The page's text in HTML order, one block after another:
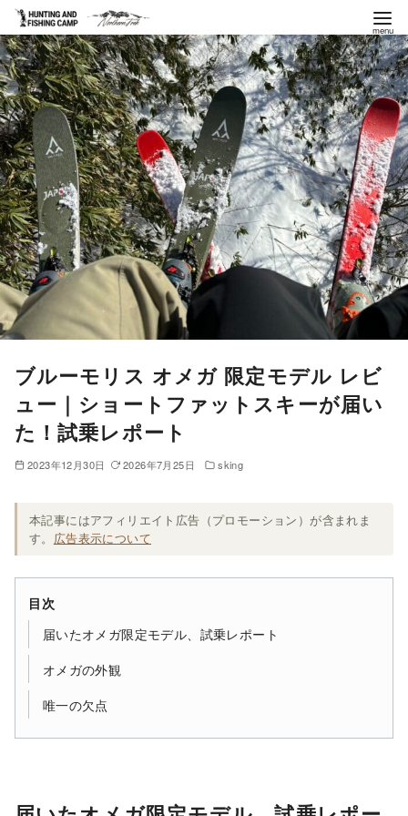
コ
ン
テ
ン
ツ
へ
移
動
ブルーモリス オメガ 限定モデル レビ
ュー｜ショートファットスキーが届い
た！試乗レポート
2023年12月30日 2026年7月25日 sking
本記事にはアフィリエイト広告（プロモーション）が含まれま
す。 広告表示について
目次
届いたオメガ限定モデル、試乗レポート
オメガの外観
唯一の欠点